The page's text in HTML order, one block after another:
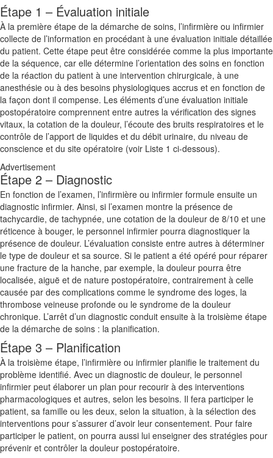
Étape 1 – Évaluation initiale
À la première étape de la démarche de soins, l’infirmière ou infirmier
collecte de l’information en procédant à une évaluation initiale détaillée
du patient. Cette étape peut être considérée comme la plus importante
de la séquence, car elle détermine l’orientation des soins en fonction
de la réaction du patient à une intervention chirurgicale, à une
anesthésie ou à des besoins physiologiques accrus et en fonction de
la façon dont il compense. Les éléments d’une évaluation initiale
postopératoire comprennent entre autres la vérification des signes
vitaux, la cotation de la douleur, l’écoute des bruits respiratoires et le
contrôle de l’apport de liquides et du débit urinaire, du niveau de
conscience et du site opératoire (voir Liste 1 ci-dessous).
Advertisement
Étape 2 – Diagnostic
En fonction de l’examen, l’infirmière ou infirmier formule ensuite un
diagnostic infirmier. Ainsi, si l’examen montre la présence de
tachycardie, de tachypnée, une cotation de la douleur de 8/10 et une
réticence à bouger, le personnel infirmier pourra diagnostiquer la
présence de douleur. L’évaluation consiste entre autres à déterminer
le type de douleur et sa source. Si le patient a été opéré pour réparer
une fracture de la hanche, par exemple, la douleur pourra être
localisée, aiguë et de nature postopératoire, contrairement à celle
causée par des complications comme le syndrome des loges, la
thrombose veineuse profonde ou le syndrome de la douleur
chronique. L’arrêt d’un diagnostic conduit ensuite à la troisième étape
de la démarche de soins : la planification.
Étape 3 – Planification
À la troisième étape, l’infirmière ou infirmier planifie le traitement du
problème identifié. Avec un diagnostic de douleur, le personnel
infirmier peut élaborer un plan pour recourir à des interventions
pharmacologiques et autres, selon les besoins. Il fera participer le
patient, sa famille ou les deux, selon la situation, à la sélection des
interventions pour s’assurer d’avoir leur consentement. Pour faire
participer le patient, on pourra aussi lui enseigner des stratégies pour
prévenir et contrôler la douleur postopératoire.